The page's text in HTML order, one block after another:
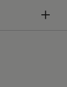
erittäin
ja